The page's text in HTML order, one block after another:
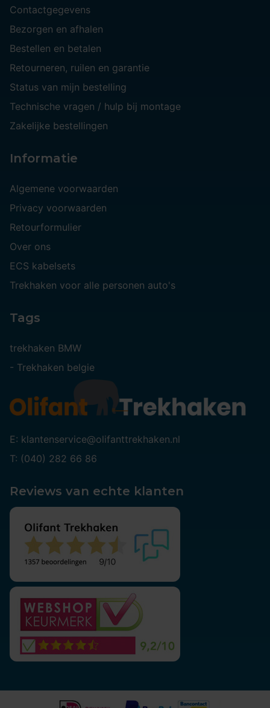
Contactgegevens
Bezorgen en afhalen
Bestellen en betalen
Retourneren, ruilen en garantie
Status van mijn bestelling
Technische vragen / hulp bij montage
Zakelijke bestellingen
Informatie
Algemene voorwaarden
Privacy voorwaarden
Retourformulier
Over ons
ECS kabelsets
Trekhaken voor alle personen auto's
Tags
trekhaken BMW
- Trekhaken belgie
E: klantenservice@olifanttrekhaken.nl
T: (040) 282 66 86
Reviews van echte klanten